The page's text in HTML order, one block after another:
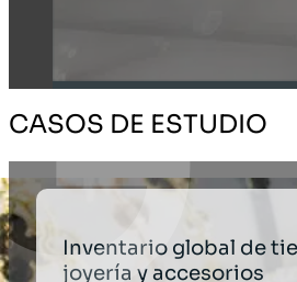
CASOS DE ESTUDIO
Inventario global de
joyería y accesorios